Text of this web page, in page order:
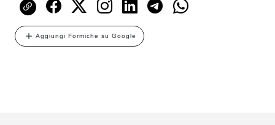
Aggiungi Formiche su Google